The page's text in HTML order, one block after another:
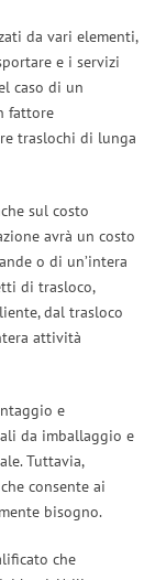
da vari elementi,
e i servizi
caso di un
fattore
traslochi di lunga
sul costo
avrà un costo
o di un’intera
di trasloco,
dal trasloco
attività
e
da imballaggio e
Tuttavia,
consente ai
bisogno.
che